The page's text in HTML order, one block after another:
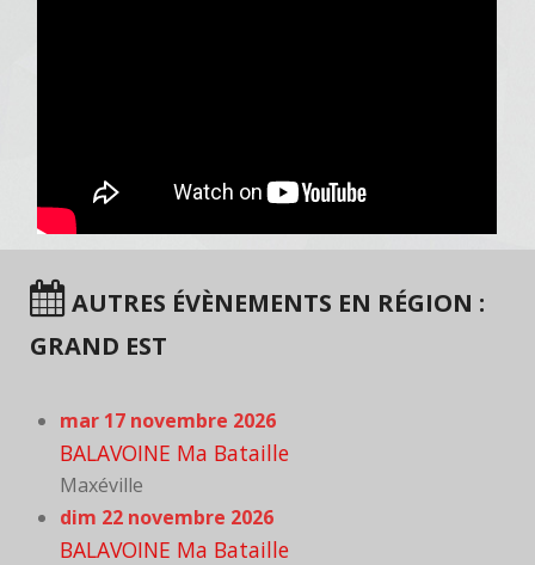
AUTRES ÉVÈNEMENTS EN RÉGION :
GRAND EST
mar 17 novembre 2026
BALAVOINE Ma Bataille
Maxéville
dim 22 novembre 2026
BALAVOINE Ma Bataille